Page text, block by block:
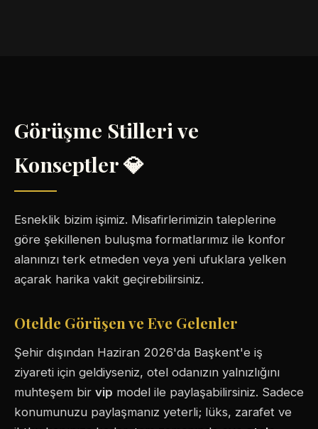
Görüşme Stilleri ve
Konseptler 💎
Esneklik bizim işimiz. Misafirlerimizin taleplerine
göre şekillenen buluşma formatlarımız ile konfor
alanınızı terk etmeden veya yeni ufuklara yelken
açarak harika vakit geçirebilirsiniz.
Otelde Görüşen ve Eve Gelenler
Şehir dışından Haziran 2026'da Başkent'e iş
ziyareti için geldiyseniz, otel odanızın yalnızlığını
muhteşem bir vip model ile paylaşabilirsiniz. Sadece
konumunuzu paylaşmanız yeterli; lüks, zarafet ve